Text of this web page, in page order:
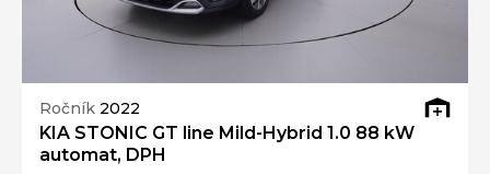
Ročník 2022
KIA STONIC GT line Mild-Hybrid 1.0 88 kW
automat, DPH